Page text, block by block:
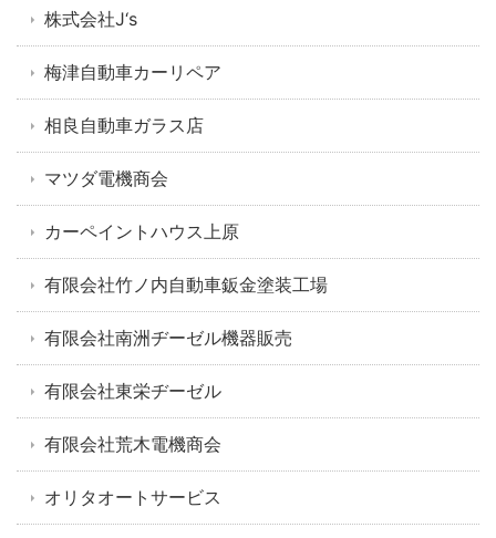
株式会社J‘s
梅津自動車カーリペア
相良自動車ガラス店
マツダ電機商会
カーペイントハウス上原
有限会社竹ノ内自動車鈑金塗装工場
有限会社南洲ヂーゼル機器販売
有限会社東栄ヂーゼル
有限会社荒木電機商会
オリタオートサービス